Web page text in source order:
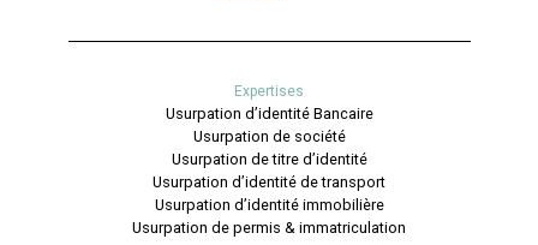
Expertises
Usurpation d’identité Bancaire
Usurpation de société
Usurpation de titre d’identité
Usurpation d’identité de transport
Usurpation d’identité immobilière
Usurpation de permis & immatriculation